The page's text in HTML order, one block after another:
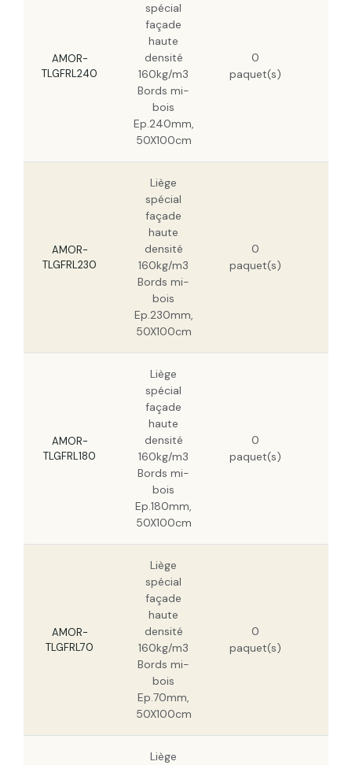
AMOR-
TLGFRL240
spécial
façade
haute
densité
160kg/m3
Bords mi-
bois
Ep.240mm,
50X100cm
0
paquet(s)
AMOR-
TLGFRL230
Liège
spécial
façade
haute
densité
160kg/m3
Bords mi-
bois
Ep.230mm,
50X100cm
0
paquet(s)
AMOR-
TLGFRL180
Liège
spécial
façade
haute
densité
160kg/m3
Bords mi-
bois
Ep.180mm,
50X100cm
0
paquet(s)
AMOR-
TLGFRL70
Liège
spécial
façade
haute
densité
160kg/m3
Bords mi-
bois
Ep.70mm,
50X100cm
0
paquet(s)
Liège